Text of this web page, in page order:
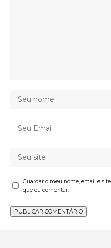
Guardar o meu nome, email e
que eu comentar.